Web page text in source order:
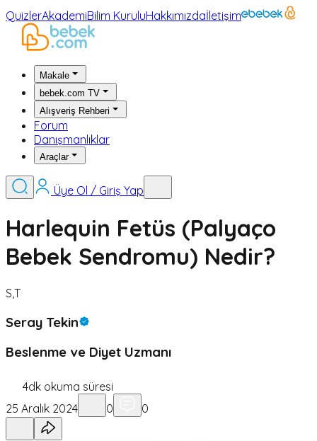
QuizlerAkademiBilim KuruluHakkımızdaİletişim
Makale
bebek.com TV
Alışveriş Rehberi
Forum
Danışmanlıklar
Araçlar
Üye Ol / Giriş Yap
Harlequin Fetüs (Palyaço
Bebek Sendromu) Nedir?
S,T
Seray Tekin
Beslenme ve Diyet Uzmanı
4dk okuma süresi
25 Aralık 2024
0 0